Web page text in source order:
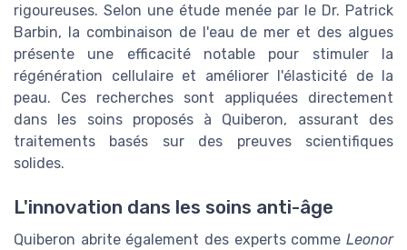
rigoureuses. Selon une étude menée par le Dr. Patrick
Barbin, la combinaison de l'eau de mer et des algues
présente une efficacité notable pour stimuler la
régénération cellulaire et améliorer l'élasticité de la
peau. Ces recherches sont appliquées directement
dans les soins proposés à Quiberon, assurant des
traitements basés sur des preuves scientifiques
solides.
L'innovation dans les soins anti-âge
Quiberon abrite également des experts comme Leonor